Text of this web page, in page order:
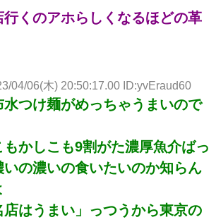
くのアホらしくなるほどの革
04/06(木) 20:50:17.00 ID:yvEraud60
つけ麺がめっちゃうまいので
もかしこも9割がた濃厚魚介ばっ
の濃いの食いたいのか知らん
店はうまい」っつうから東京の